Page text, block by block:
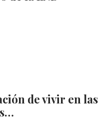
de vivir en las